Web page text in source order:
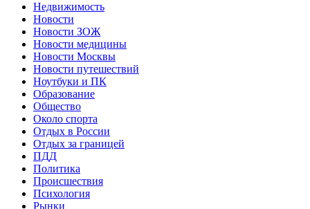
Недвижимость
Новости
Новости ЗОЖ
Новости медицины
Новости Москвы
Новости путешествий
Ноутбуки и ПК
Образование
Общество
Около спорта
Отдых в России
Отдых за границей
ПДД
Политика
Происшествия
Психология
Рынки